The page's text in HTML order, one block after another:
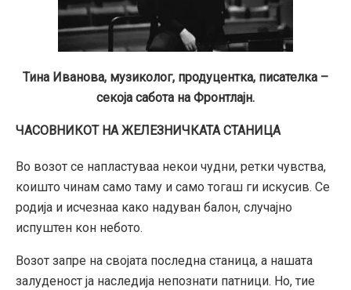
Тина Иванова, музиколог, продуцентка, писателка –
секоја сабота на Фронтлајн.
ЧАСОВНИКОТ НА ЖЕЛЕЗНИЧКАТА СТАНИЦА
Во возот се напластуваа некои чудни, ретки чувства,
коишто чинам само таму и само тогаш ги искусив. Се
родија и исчезнаа како надуван балон, случајно
испуштен кон небото.
Возот запре на својата последна станица, а нашата
залуденост ја наследија непознати патници. Но, тие